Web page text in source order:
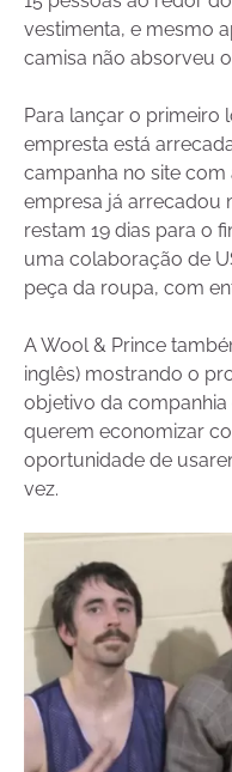
vestimenta, e mesmo
camisa não absorveu
Para lançar o primeiro
empresta está
campanha no site com
empresa já arrecadou
restam 19 dias para o
uma colaboração de
peça da roupa, com
A Wool & Prince
inglês) mostrando o
objetivo da
querem economizar
oportunidade de
vez.